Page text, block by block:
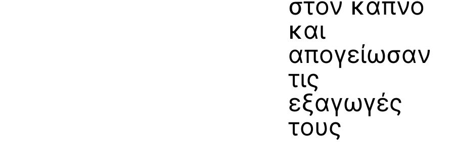
και
απογείωσαν
τις
εξαγωγές
τους